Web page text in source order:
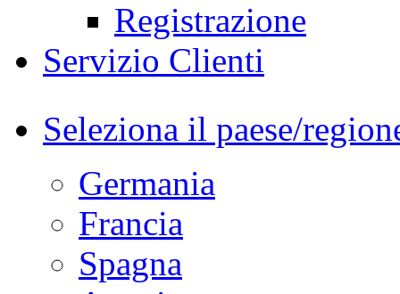
Registrazione
Servizio Clienti
Seleziona il paese/
Germania
Francia
Spagna